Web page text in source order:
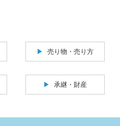
売り物・売り方
承継・財産